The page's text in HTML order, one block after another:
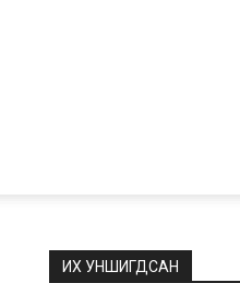
ИХ УНШИГДСАН